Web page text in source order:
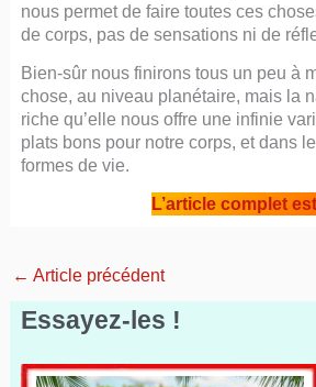
nous permet de faire toutes ces
de corps, pas de sensations ni de
Bien-sûr nous finirons tous un peu à
chose, au niveau planétaire, mais la
riche qu’elle nous offre une infinie
plats bons pour notre corps, et dans
formes de vie.
L’article complet
← Article précédent
Essayez-les !